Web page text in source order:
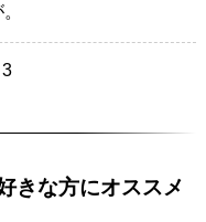
3
きな方にオススメ